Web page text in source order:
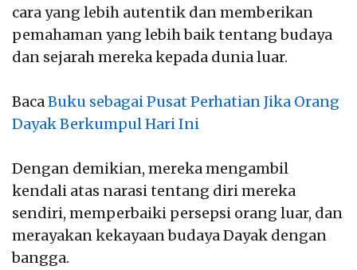
cara yang lebih autentik dan memberikan
pemahaman yang lebih baik tentang budaya
dan sejarah mereka kepada dunia luar.
BacaBuku sebagai Pusat Perhatian Jika Orang
Dayak Berkumpul Hari Ini
Dengan demikian, mereka mengambil
kendali atas narasi tentang diri mereka
sendiri, memperbaiki persepsi orang luar, dan
merayakan kekayaan budaya Dayak dengan
bangga.